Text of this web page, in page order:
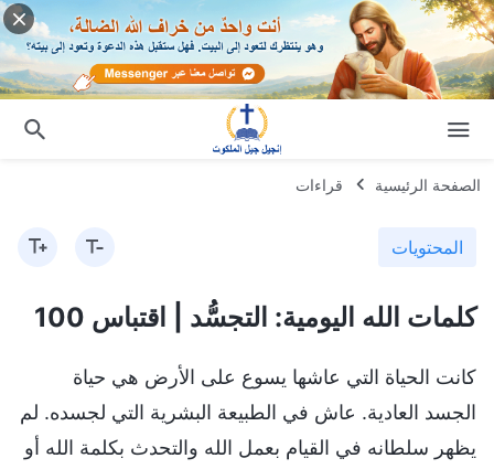
الصفحة الرئيسية قراءات
المحتويات
كلمات الله اليومية: التجسُّد | اقتباس 100
كانت الحياة التي عاشها يسوع على الأرض هي حياة
الجسد العادية. عاش في الطبيعة البشرية التي لجسده. لم
يظهر سلطانه في القيام بعمل الله والتحدث بكلمة الله أو